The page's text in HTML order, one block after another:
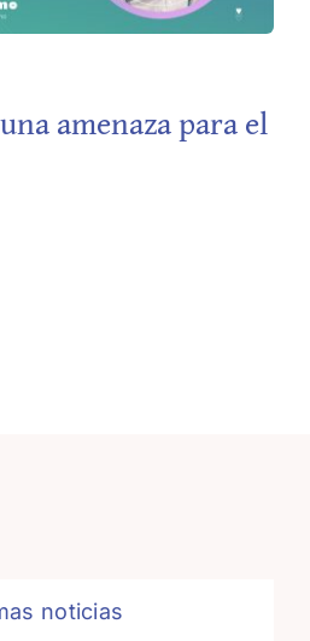
amenaza para el
noticias